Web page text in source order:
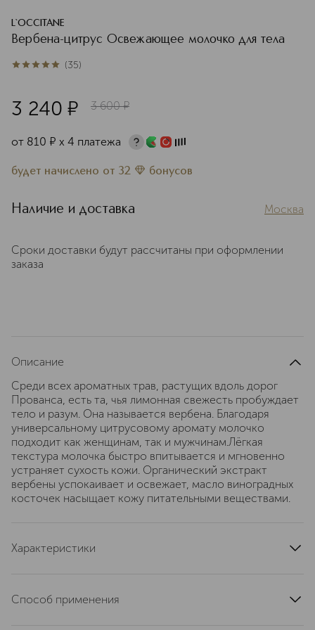
L`OCCITANE
Вербена-цитрус Освежающее молочко для тела
5из 535 (35)
3 240 ¤ 3 600 ¤
от 810 ¤ х 4 платежа
будет начислено от 32 бонусов
Наличие и доставка Москва
Сроки доставки будут рассчитаны при оформлении
заказа
Описание
Среди всех ароматных трав, растущих вдоль дорог
Прованса, есть та, чья лимонная свежесть пробуждает
тело и разум. Она называется вербена. Благодаря
универсальному цитрусовому аромату молочко
подходит как женщинам, так и мужчинам.Лёгкая
текстура молочка быстро впитывается и мгновенно
устраняет сухость кожи. Органический экстракт
вербены успокаивает и освежает, масло виноградных
косточек насыщает кожу питательными веществами.
Характеристики
область применения
Способ применения